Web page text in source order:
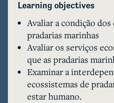
Learning objectives
Avaliar a condição
pradarias marinhas
Avaliar os serviços
que as pradarias
Examinar a
ecossistemas de
estar humano.